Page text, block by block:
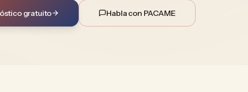
gratuito Habla con PACAME